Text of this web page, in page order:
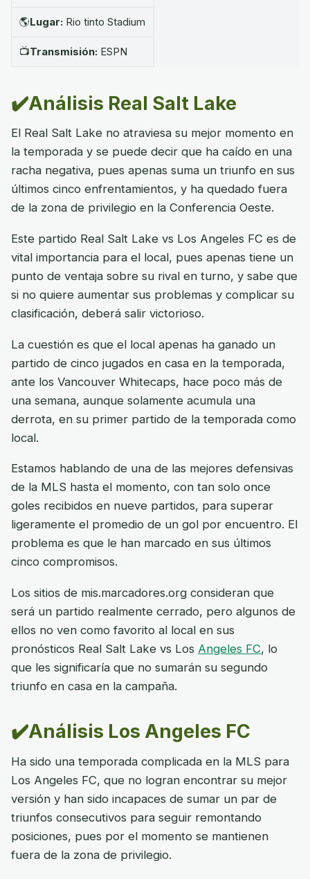
🌎Lugar: Rio tinto Stadium
📺Transmisión: ESPN
✔️Análisis Real Salt Lake
El Real Salt Lake no atraviesa su mejor momento en
la temporada y se puede decir que ha caído en una
racha negativa, pues apenas suma un triunfo en sus
últimos cinco enfrentamientos, y ha quedado fuera
de la zona de privilegio en la Conferencia Oeste.
Este partido Real Salt Lake vs Los Angeles FC es de
vital importancia para el local, pues apenas tiene un
punto de ventaja sobre su rival en turno, y sabe que
si no quiere aumentar sus problemas y complicar su
clasificación, deberá salir victorioso.
La cuestión es que el local apenas ha ganado un
partido de cinco jugados en casa en la temporada,
ante los Vancouver Whitecaps, hace poco más de
una semana, aunque solamente acumula una
derrota, en su primer partido de la temporada como
local.
Estamos hablando de una de las mejores defensivas
de la MLS hasta el momento, con tan solo once
goles recibidos en nueve partidos, para superar
ligeramente el promedio de un gol por encuentro. El
problema es que le han marcado en sus últimos
cinco compromisos.
Los sitios de mis.marcadores.org consideran que
será un partido realmente cerrado, pero algunos de
ellos no ven como favorito al local en sus
pronósticos Real Salt Lake vs Los Angeles FC, lo
que les significaría que no sumarán su segundo
triunfo en casa en la campaña.
✔️Análisis Los Angeles FC
Ha sido una temporada complicada en la MLS para
Los Angeles FC, que no logran encontrar su mejor
versión y han sido incapaces de sumar un par de
triunfos consecutivos para seguir remontando
posiciones, pues por el momento se mantienen
fuera de la zona de privilegio.